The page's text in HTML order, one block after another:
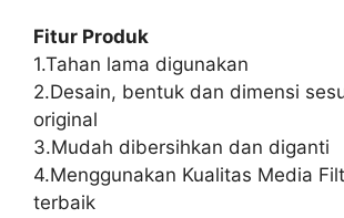
Fitur Produk
1.Tahan lama digunakan
2.Desain, bentuk dan dimensi
original
3.Mudah dibersihkan dan diganti
4.Menggunakan Kualitas Media
terbaik